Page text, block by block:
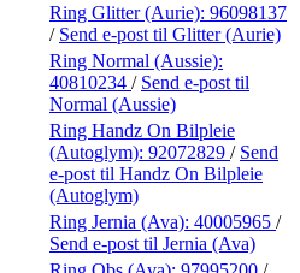
Ring Glitter (Aurie): 96098137
/ Send e-post til Glitter (Aurie)
Ring Normal (Aussie):
40810234 / Send e-post til
Normal (Aussie)
Ring Handz On Bilpleie
(Autoglym): 92072829 / Send
e-post til Handz On Bilpleie
(Autoglym)
Ring Jernia (Ava): 40005965 /
Send e-post til Jernia (Ava)